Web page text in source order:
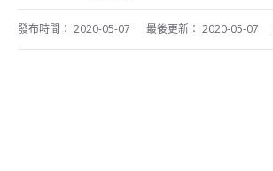
發布時間： 2020-05-07 最後更新： 2020-05-07